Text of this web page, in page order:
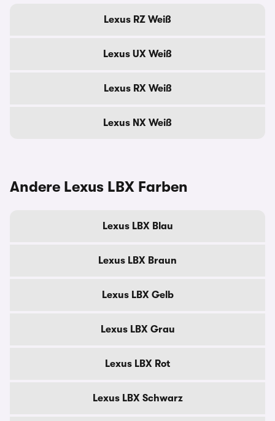
Lexus RZ Weiß
Lexus UX Weiß
Lexus RX Weiß
Lexus NX Weiß
Andere Lexus LBX Farben
Lexus LBX Blau
Lexus LBX Braun
Lexus LBX Gelb
Lexus LBX Grau
Lexus LBX Rot
Lexus LBX Schwarz